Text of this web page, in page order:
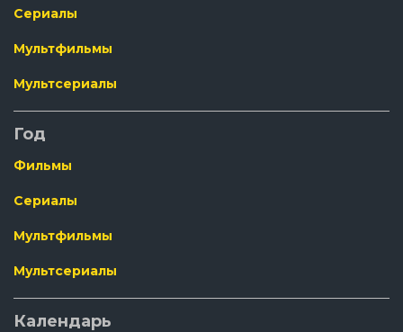
Сериалы
Мультфильмы
Мультсериалы
Год
Фильмы
Сериалы
Мультфильмы
Мультсериалы
Календарь